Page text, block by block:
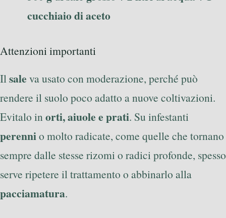
cucchiaio di aceto
Attenzioni importanti
Il sale va usato con moderazione, perché può
rendere il suolo poco adatto a nuove coltivazioni.
Evitalo in orti, aiuole e prati. Su infestanti
perennio molto radicate, come quelle che tornano
sempre dalle stesse rizomi o radici profonde, spesso
serve ripetere il trattamento o abbinarlo alla
pacciamatura.